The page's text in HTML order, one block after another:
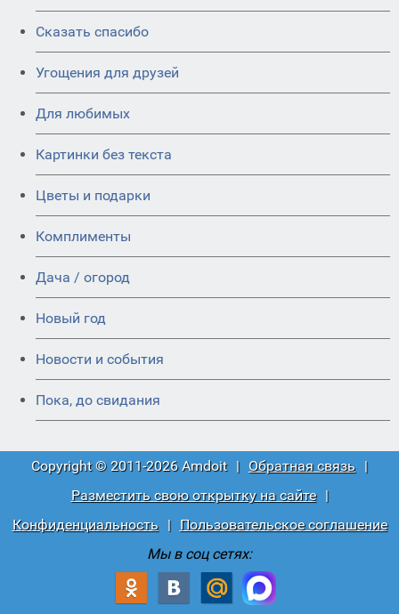
Сказать спасибо
Угощения для друзей
Для любимых
Картинки без текста
Цветы и подарки
Комплименты
Дача / огород
Новый год
Новости и события
Пока, до свидания
Copyright © 2011-2026 Amdoit | Обратная связь |
Разместить свою открытку на сайте
|
Конфиденциальность
|
Пользовательское соглашение
Мы в соц сетях: